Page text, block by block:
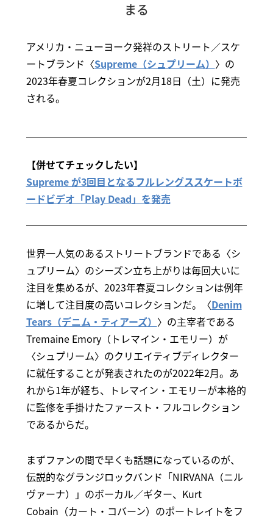
まる
アメリカ・ニューヨーク発祥のストリート／スケ
ートブランド〈Supreme（シュプリーム） 〉の
2023年春夏コレクションが2月18日（土）に発売
される。
【併せてチェックしたい】
Supreme が3回目となるフルレングススケートボ
ードビデオ「Play Dead」を発売
世界一人気のあるストリートブランドである〈シ
ュプリーム〉のシーズン立ち上がりは毎回大いに
注目を集めるが、2023年春夏コレクションは例年
に増して注目度の高いコレクションだ。〈Denim
Tears（デニム・ティアーズ） 〉の主宰者である
Tremaine Emory（トレマイン・エモリー）が
〈シュプリーム〉のクリエイティブディレクター
に就任することが発表されたのが2022年2月。あ
れから1年が経ち、トレマイン・エモリーが本格的
に監修を手掛けたファースト・フルコレクション
であるからだ。
まずファンの間で早くも話題になっているのが、
伝説的なグランジロックバンド「NIRVANA（ニル
ヴァーナ）」のボーカル／ギター、Kurt
Cobain（カート・コバーン）のポートレイトをフ